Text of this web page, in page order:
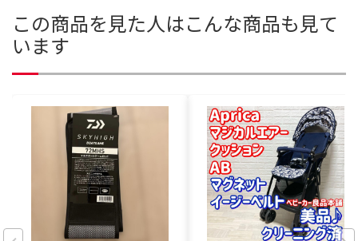
この商品を見た人はこんな商品も見て
います